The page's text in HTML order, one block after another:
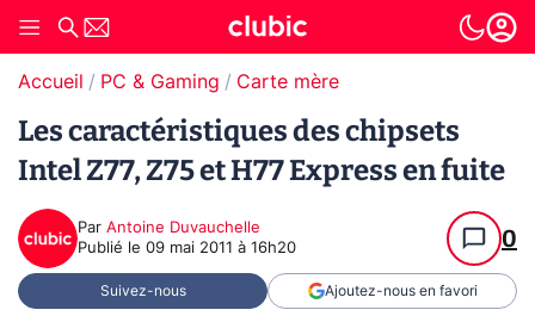
Accueil PC & Gaming Carte mère
Les caractéristiques des chipsets
Intel Z77, Z75 et H77 Express en fuite
Par Antoine Duvauchelle
Publié le 09 mai 2011 à 16h20 0
Suivez-nous Ajoutez-nous en favori